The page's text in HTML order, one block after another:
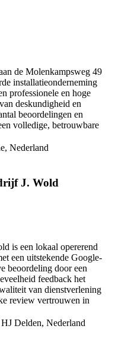
de Molenkampsweg 49
installatieonderneming
professionele en hoge
deskundigheid en
beoordelingen en
volledige, betrouwbare
Nederland
J. Wold
is een lokaal opererend
een uitstekende Google-
beoordeling door een
feedback het
van dienstverlening
review vertrouwen in
Delden, Nederland